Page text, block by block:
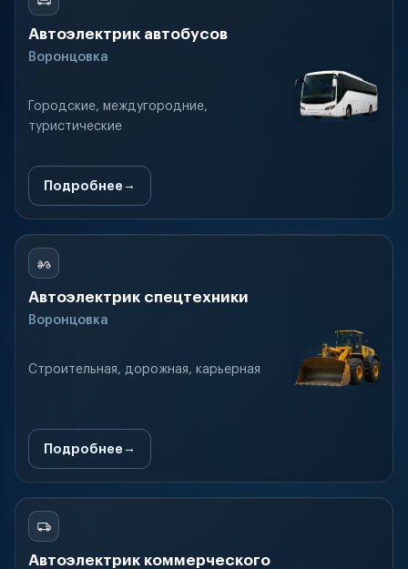
Автоэлектрик автобусов
Воронцовка
Городские, междугородние,
туристические
Подробнее
Автоэлектрик спецтехники
Воронцовка
Строительная, дорожная, карьерная
Подробнее
Автоэлектрик коммерческого